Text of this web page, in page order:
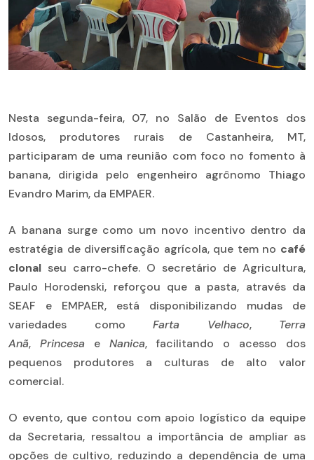
Nesta segunda-feira, 07, no Salão de Eventos dos
Idosos, produtores rurais de Castanheira, MT,
participaram de uma reunião com foco no fomento à
banana, dirigida pelo engenheiro agrônomo Thiago
Evandro Marim, da EMPAER.
A banana surge como um novo incentivo dentro da
estratégia de diversificação agrícola, que tem no café
clonal seu carro-chefe. O secretário de Agricultura,
Paulo Horodenski, reforçou que a pasta, através da
SEAF e EMPAER, está disponibilizando mudas de
variedades como Farta Velhaco, Terra
Anã, Princesa e Nanica, facilitando o acesso dos
pequenos produtores a culturas de alto valor
comercial.
O evento, que contou com apoio logístico da equipe
da Secretaria, ressaltou a importância de ampliar as
opções de cultivo, reduzindo a dependência de uma